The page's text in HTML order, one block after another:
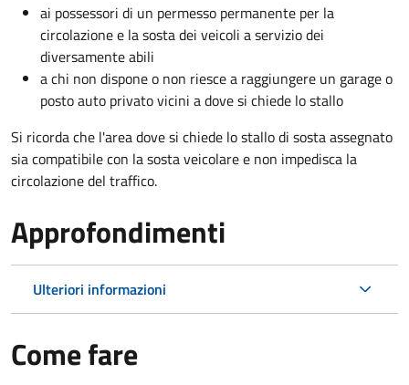
ai possessori di un permesso permanente per la
circolazione e la sosta dei veicoli a servizio dei
diversamente abili
a chi non dispone o non riesce a raggiungere un garage o
posto auto privato vicini a dove si chiede lo stallo
Si ricorda che l'area dove si chiede lo stallo di sosta assegnato
sia compatibile con la sosta veicolare e non impedisca la
circolazione del traffico.
Approfondimenti
Ulteriori informazioni
Come fare